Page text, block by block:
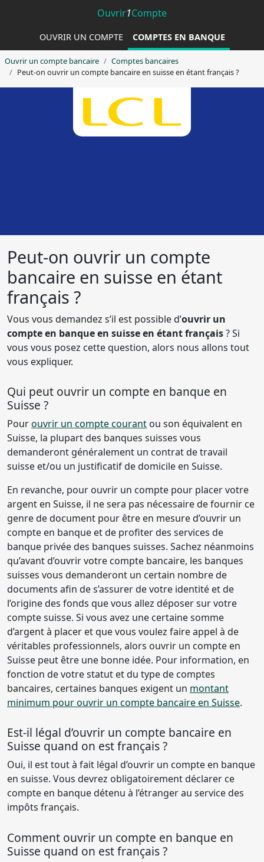
Ouvrir1Compte
OUVRIR UN COMPTE COMPTES EN BANQUE
Ouvrir un compte bancaire
Comptes bancaires
Peut-on ouvrir un compte bancaire en suisse en étant français ?
Peut-on ouvrir un compte
bancaire en suisse en étant
français ?
Vous vous demandez s’il est possible d’ouvrir un
compte en banque en suisse en étant français? Si
vous vous posez cette question, alors nous allons tout
vous expliquer.
Qui peut ouvrir un compte en banque en
Suisse ?
Pourouvrir un compte courant ou son équivalent en
Suisse, la plupart des banques suisses vous
demanderont généralement un contrat de travail
suisse et/ou un justificatif de domicile en Suisse.
En revanche, pour ouvrir un compte pour placer votre
argent en Suisse, il ne sera pas nécessaire de fournir ce
genre de document pour être en mesure d’ouvrir un
compte en banque et de profiter des services de
banque privée des banques suisses. Sachez néanmoins
qu’avant d’ouvrir votre compte bancaire, les banques
suisses vous demanderont un certain nombre de
documents afin de s’assurer de votre identité et de
l’origine des fonds que vous allez déposer sur votre
compte suisse. Si vous avez une certaine somme
d’argent à placer et que vous voulez faire appel à de
véritables professionnels, alors ouvrir un compte en
Suisse peut être une bonne idée. Pour information, en
fonction de votre statut et du type de comptes
bancaires, certaines banques exigent un montant
minimum pour ouvrir un compte bancaire en Suisse.
Est-il légal d’ouvrir un compte bancaire en
Suisse quand on est français ?
Oui, il est tout à fait légal d’ouvrir un compte en banque
en suisse. Vous devrez obligatoirement déclarer ce
compte en banque détenu à l’étranger au service des
impôts français.
Comment ouvrir un compte en banque en
Suisse quand on est français ?